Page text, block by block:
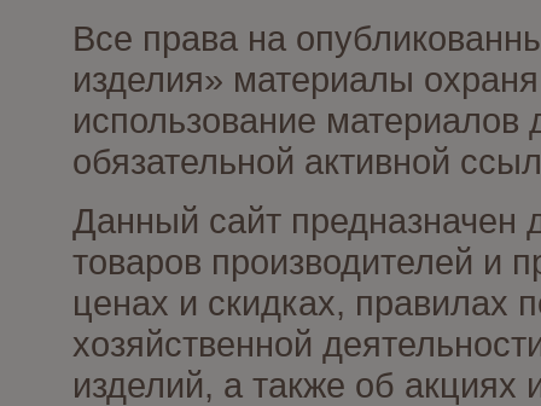
Все права на
изделия» материалы
использование материалов
обязательной активной
Данный сайт предназначен
товаров производителей и
ценах и скидках, правилах
хозяйственной
изделий, а также об